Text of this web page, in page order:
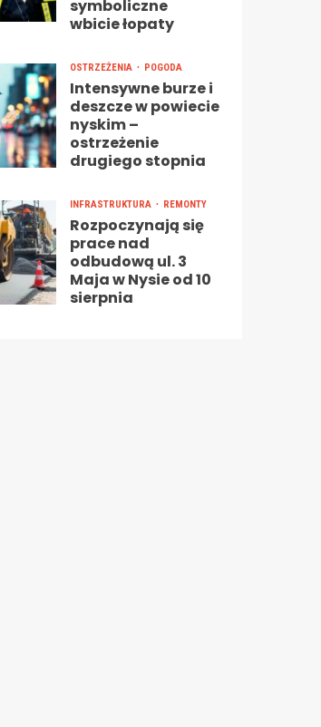
symboliczne
wbicie łopaty
OSTRZEŻENIA POGODA
Intensywne burze i
deszcze w powiecie
nyskim –
ostrzeżenie
drugiego stopnia
INFRASTRUKTURA REMONTY
Rozpoczynają się
prace nad
odbudową ul. 3
Maja w Nysie od 10
sierpnia